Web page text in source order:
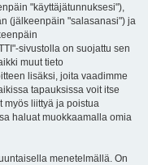
"käyttäjätunnuksesi"),
(jälkeenpäin "salasanasi") ja
sivustolla on suojattu sen
muut tieto
lisäksi, joita vaadimme
tapauksissa voit itse
myös liittyä ja poistua
haluat muokkaamalla omia
menetelmällä. On